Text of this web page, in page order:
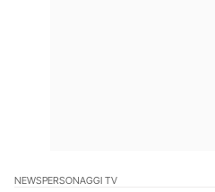
NEWSPERSONAGGI TV